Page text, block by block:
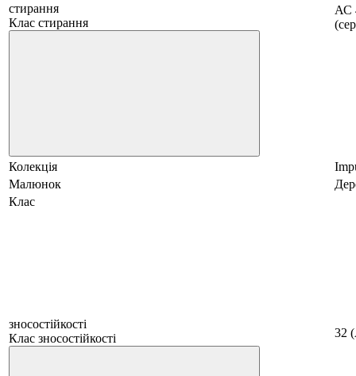
стирання
Клас стирання
АС
Колекція
Малюнок
Клас
зносостійкості
Клас зносостійкості
32